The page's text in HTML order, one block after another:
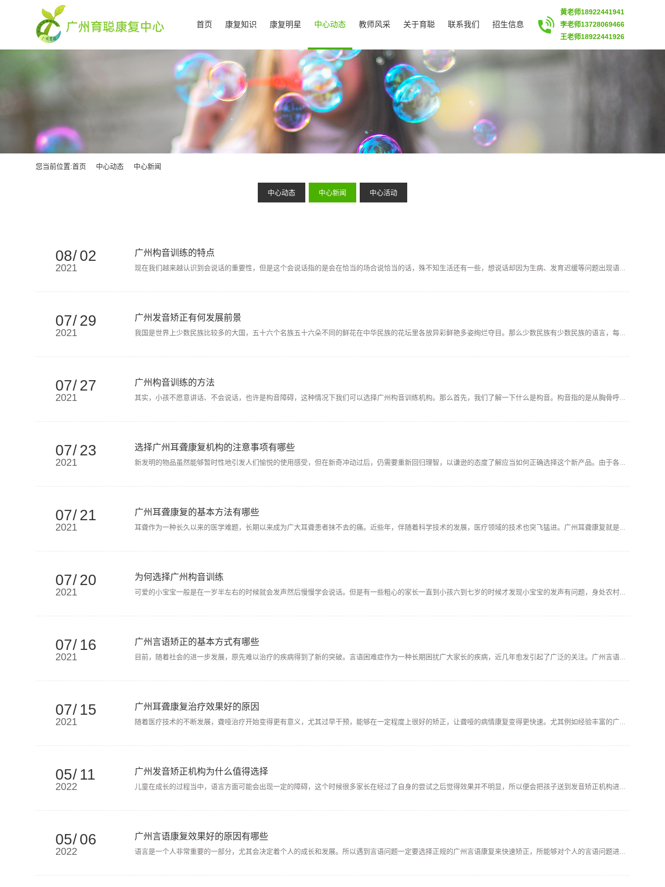
首页 康复知识 康复明星 中心动态 教师风采 关于育聪 联系我们 招生信息
黄老师18922441941
李老师13728069466
王老师18922441926
您当前位置:首页 中心动态 中心新闻
中心动态 中心新闻 中心活动
08/ 02
2021
广州构音训练的特点
现在我们越来越认识到会说话的重要性，但是这个会说话指的是会在恰当的场合说恰当的话，殊不知生活还有一些，想说话却因为生病、发育迟缓等问题出现语...
07/ 29
2021
广州发音矫正有何发展前景
我国是世界上少数民族比较多的大国，五十六个名族五十六朵不同的鲜花在中华民族的花坛里各放异彩鲜艳多姿绚烂夺目。那么少数民族有少数民族的语言，每...
07/ 27
2021
广州构音训练的方法
其实，小孩不愿意讲话、不会说话，也许是构音障碍，这种情况下我们可以选择广州构音训练机构。那么首先，我们了解一下什么是构音。构音指的是从胸骨呼...
07/ 23
2021
选择广州耳聋康复机构的注意事项有哪些
新发明的物品虽然能够暂时性地引发人们愉悦的使用感受，但在新奇冲动过后，仍需要重新回归理智，以谦逊的态度了解应当如何正确选择这个新产品。由于各...
07/ 21
2021
广州耳聋康复的基本方法有哪些
耳聋作为一种长久以来的医学难题，长期以来成为广大耳聋患者抹不去的痛。近些年，伴随着科学技术的发展，医疗领域的技术也突飞猛进。广州耳聋康复就是...
07/ 20
2021
为何选择广州构音训练
可爱的小宝宝一般是在一岁半左右的时候就会发声然后慢慢学会说话。但是有一些粗心的家长一直到小孩六到七岁的时候才发现小宝宝的发声有问题，身处农村...
07/ 16
2021
广州言语矫正的基本方式有哪些
目前，随着社会的进一步发展，原先难以治疗的疾病得到了新的突破。言语困难症作为一种长期困扰广大家长的疾病，近几年愈发引起了广泛的关注。广州言语...
07/ 15
2021
广州耳聋康复治疗效果好的原因
随着医疗技术的不断发展，聋哑治疗开始变得更有意义，尤其过早干预，能够在一定程度上很好的矫正，让聋哑的病情康复变得更快速。尤其例如经验丰富的广...
05/ 11
2022
广州发音矫正机构为什么值得选择
儿童在成长的过程当中，语言方面可能会出现一定的障碍，这个时候很多家长在经过了自身的尝试之后觉得效果并不明显，所以便会把孩子送到发音矫正机构进...
05/ 06
2022
广州言语康复效果好的原因有哪些
语言是一个人非常重要的一部分，尤其会决定着个人的成长和发展。所以遇到言语问题一定要选择正规的广州言语康复来快速矫正，所能够对个人的言语问题进...